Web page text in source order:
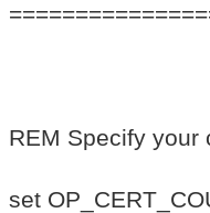
REM Specify your
set